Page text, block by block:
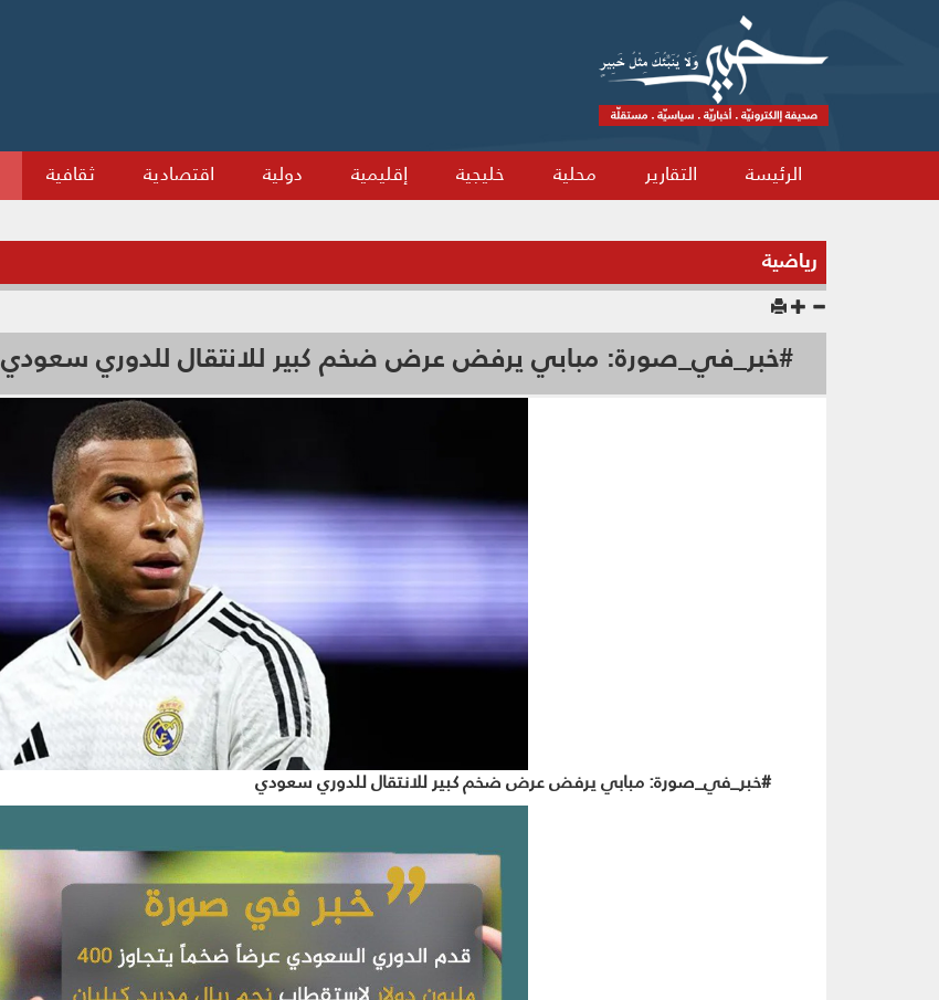
الرئيسة التقارير محلية خليجية إقليمية دولية اقتصادية ثقافية
رياضية
#خبر_في_صورة: مبابي يرفض عرض ضخم كبير للانتقال للدوري سعودي
#خبر_في_صورة: مبابي يرفض عرض ضخم كبير للانتقال للدوري سعودي